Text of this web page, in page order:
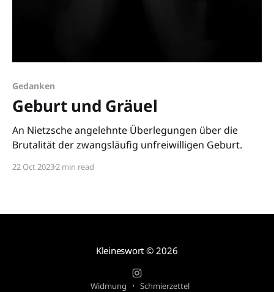
Gedanken
Geburt und Gräuel
An Nietzsche angelehnte Überlegungen über die
Brutalität der zwangsläufig unfreiwilligen Geburt.
22 Oct 20232 min read
Kleineswort © 2026
Widmung Schmierzettel